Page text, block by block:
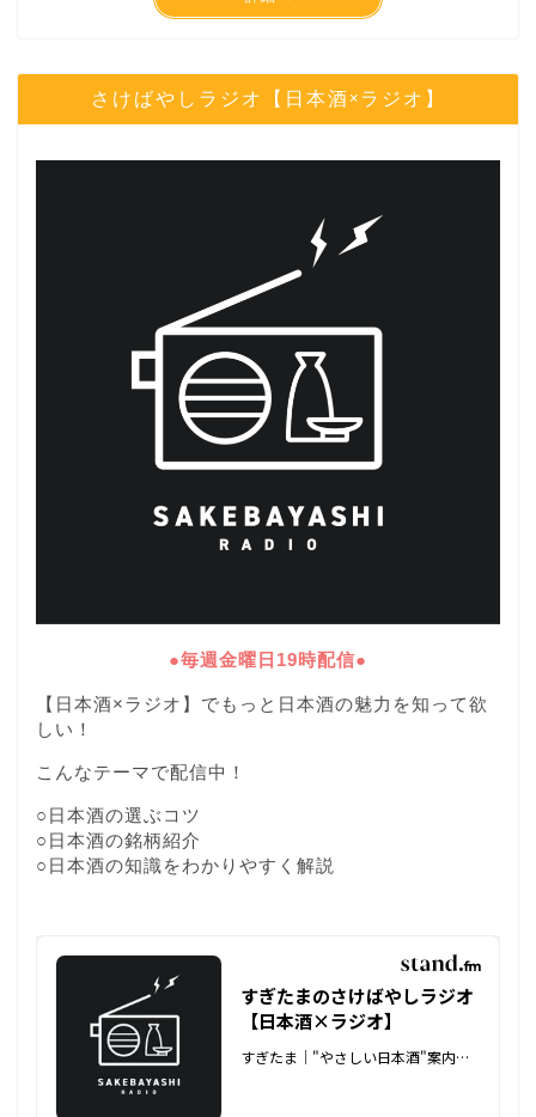
さけばやしラジオ【日本酒×ラジオ】
●毎週金曜日19時配信●
【日本酒×ラジオ】でもっと日本酒の魅力を知って欲
しい！
こんなテーマで配信中！
○日本酒の選ぶコツ
○日本酒の銘柄紹介
○日本酒の知識をわかりやすく解説